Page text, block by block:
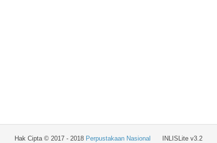
INLISLite v3.2
Hak Cipta © 2017 - 2018 Perpustakaan Nasional